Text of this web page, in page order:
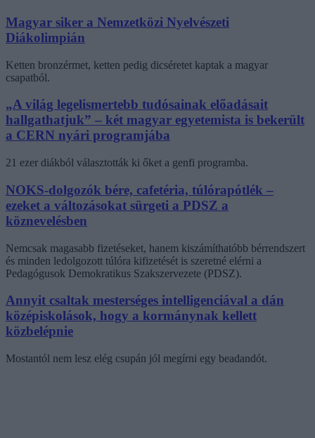
Magyar siker a Nemzetközi Nyelvészeti
Diákolimpián
Ketten bronzérmet, ketten pedig dicséretet kaptak a magyar
csapatból.
„A világ legelismertebb tudósainak előadásait
hallgathatjuk” – két magyar egyetemista is bekerült
a CERN nyári programjába
21 ezer diákból választották ki őket a genfi programba.
NOKS-dolgozók bére, cafetéria, túlórapótlék –
ezeket a változásokat sürgeti a PDSZ a
köznevelésben
Nemcsak magasabb fizetéseket, hanem kiszámíthatóbb bérrendszert
és minden ledolgozott túlóra kifizetését is szeretné elérni a
Pedagógusok Demokratikus Szakszervezete (PDSZ).
Annyit csaltak mesterséges intelligenciával a dán
középiskolások, hogy a kormánynak kellett
közbelépnie
Mostantól nem lesz elég csupán jól megírni egy beadandót.